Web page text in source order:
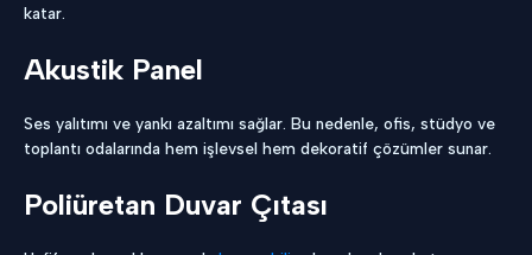
katar.
Akustik Panel
Ses yalıtımı ve yankı azaltımı sağlar. Bu nedenle, ofis, stüdyo ve
toplantı odalarında hem işlevsel hem dekoratif çözümler sunar.
Poliüretan Duvar Çıtası